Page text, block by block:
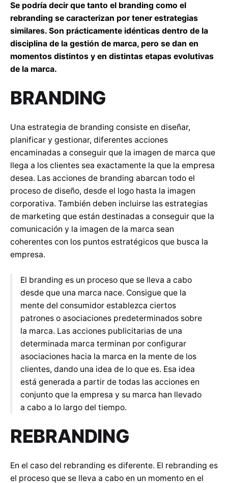
Se podría decir que tanto el branding como el
rebranding se caracterizan por tener estrategias
similares. Son prácticamente idénticas dentro de la
disciplina de la gestión de marca, pero se dan en
momentos distintos y en distintas etapas evolutivas
de la marca.
BRANDING
Una estrategia de branding consiste en diseñar,
planificar y gestionar, diferentes acciones
encaminadas a conseguir que la imagen de marca que
llega a los clientes sea exactamente la que la empresa
desea. Las acciones de branding abarcan todo el
proceso de diseño, desde el logo hasta la imagen
corporativa. También deben incluirse las estrategias
de marketing que están destinadas a conseguir que la
comunicación y la imagen de la marca sean
coherentes con los puntos estratégicos que busca la
empresa.
El branding es un proceso que se lleva a cabo
desde que una marca nace. Consigue que la
mente del consumidor establezca ciertos
patrones o asociaciones predeterminados sobre
la marca. Las acciones publicitarias de una
determinada marca terminan por configurar
asociaciones hacia la marca en la mente de los
clientes, dando una idea de lo que es. Esa idea
está generada a partir de todas las acciones en
conjunto que la empresa y su marca han llevado
a cabo a lo largo del tiempo.
REBRANDING
En el caso del rebranding es diferente. El rebranding es
el proceso que se lleva a cabo en un momento en el